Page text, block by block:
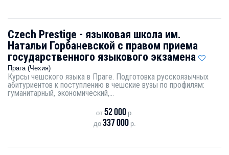
Czech Prestige - языковая школа им.
Натальи Горбаневской с правом приема
государственного языкового экзамена
Прага (Чехия)
Курсы чешского языка в Праге. Подготовка русскоязычных
абитуриентов к поступлению в чешские вузы по профилям:
гуманитарный, экономический,...
от52 000 р.
до337 000 р.